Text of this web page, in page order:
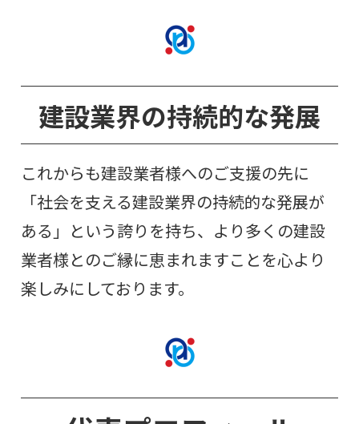
建設業界の持続的な発展
これからも建設業者様へのご支援の先に
「社会を支える建設業界の持続的な発展が
ある」という誇りを持ち、より多くの建設
業者様とのご縁に恵まれますことを心より
楽しみにしております。